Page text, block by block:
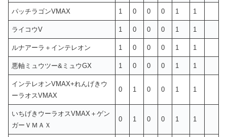
パッチラゴンVMAX 1 0 0 0 1 1
ライコウV 1 0 0 0 1 1
ルナアーラ＋インテレオン 1 0 0 0 1 1
悪軸ミュウツー&ミュウGX 1 0 0 0 1 1
インテレオンVMAX+れんげきウ
ーラオスVMAX
0 1 0 0 1 1
いちげきウーラオスVMAX＋ゲン
ガーＶＭＡＸ
0 1 0 0 1 1